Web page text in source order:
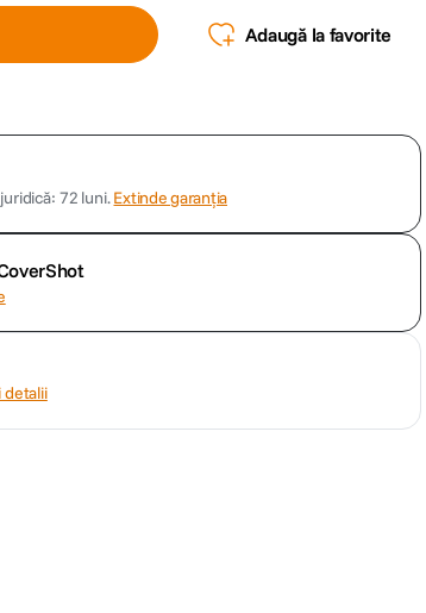
Adaugă la favorite
72 luni.Extinde garanția
detalii